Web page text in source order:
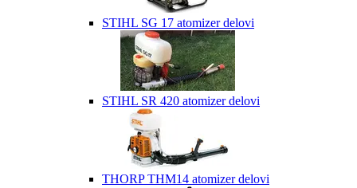
STIHL SG 17 atomizer delovi
STIHL SR 420 atomizer delovi
THORP THM14 atomizer delovi